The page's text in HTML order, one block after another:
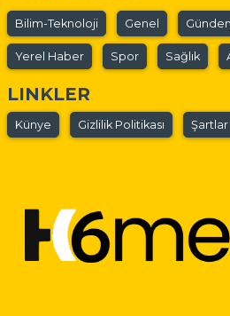
Bilim-Teknoloji Genel
Yerel Haber Spor Sağlık
LINKLER
Künye Gizlilik Politikası